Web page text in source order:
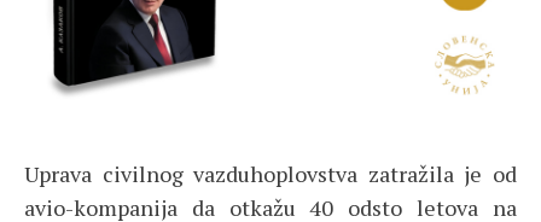
Uprava civilnog vazduhoplovstva zatražila je od
avio-kompanija da otkažu 40 odsto letova na